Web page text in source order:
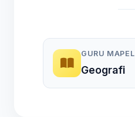
GURU MAPEL
Geografi